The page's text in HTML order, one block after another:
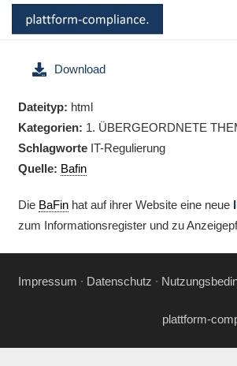
Die BaFinhat auf ihrer Website eine neue
zum Informationsregister und zu
Download
Dateityp: html
Kategorien: 1. ÜBERGEORDNETE
Schlagworte IT-Regulierung
Quelle: Bafin
Impressum ∙ Datenschutz ∙
plattform-